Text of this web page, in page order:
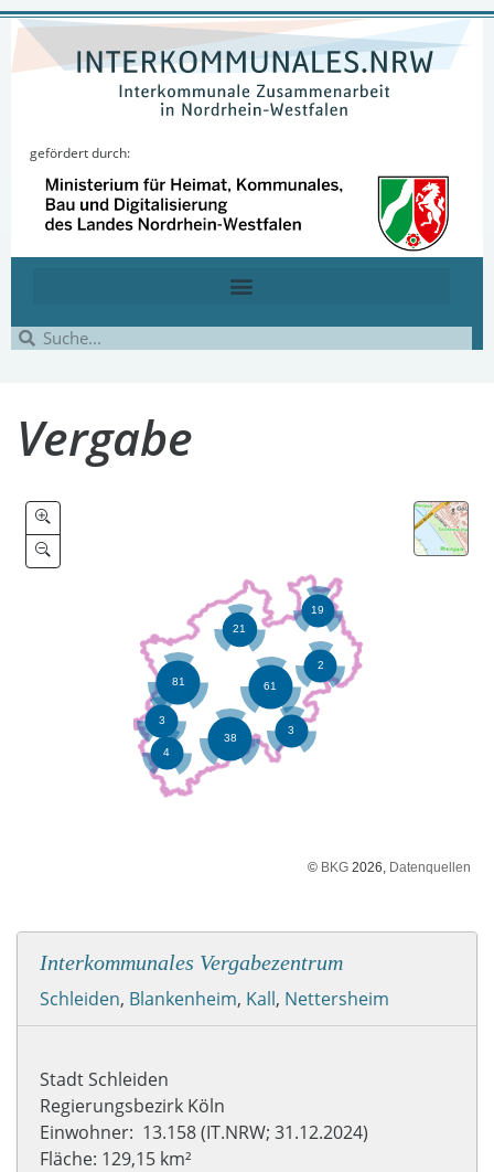
gefördert durch:
Vergabe
© BKG 2026, Datenquellen
Interkommunales Vergabezentrum
Schleiden, Blankenheim, Kall, Nettersheim
Stadt Schleiden
Regierungsbezirk Köln
Einwohner: 13.158 (IT.NRW; 31.12.2024)
Fläche: 129,15 km²